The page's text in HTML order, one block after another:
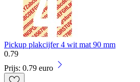
Pickup plakcijfer 4 wit mat 90 mm
0.79
Prijs: 0.79 euro